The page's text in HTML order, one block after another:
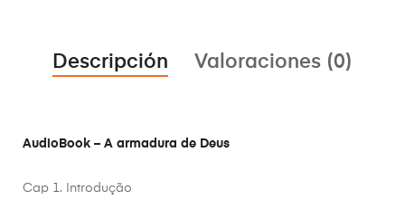
Descripción Valoraciones (0)
AudioBook – A armadura de Deus
Cap 1. Introdução